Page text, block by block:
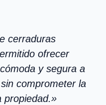
cerraduras
ofrecer
y segura a
comprometer la
propiedad.»